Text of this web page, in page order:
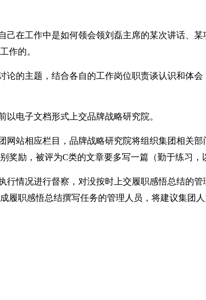
己在工作中是如何领会领刘磊主席的某次讲话、
作的。
论的主题，结合各自的工作岗位职责谈认识和体
电子文档形式上交品牌战略研究院。
网站相应栏目，品牌战略研究院将组织集团相关
励，被评为C类的文章要多写一篇（勤于练习，
行情况进行督察，对没按时上交履职感悟总结的
履职感悟总结撰写任务的管理人员，将建议集团人